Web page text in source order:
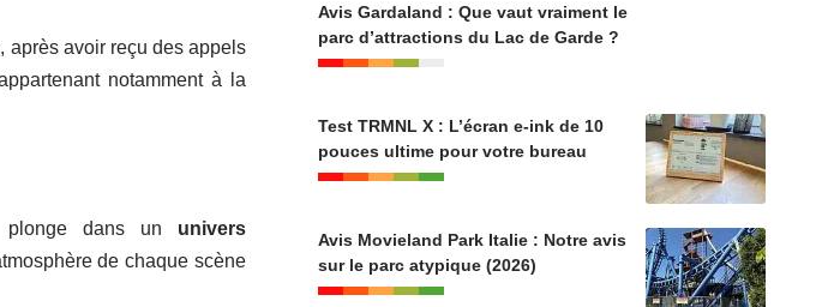
après avoir reçu des appels
notamment à la
plonge dans un univers
de chaque scène
Avis Gardaland : Que vaut vraiment le
parc d’attractions du Lac de Garde ?
Test TRMNL X : L’écran e-ink de 10
pouces ultime pour votre bureau
Avis Movieland Park Italie : Notre avis
sur le parc atypique (2026)